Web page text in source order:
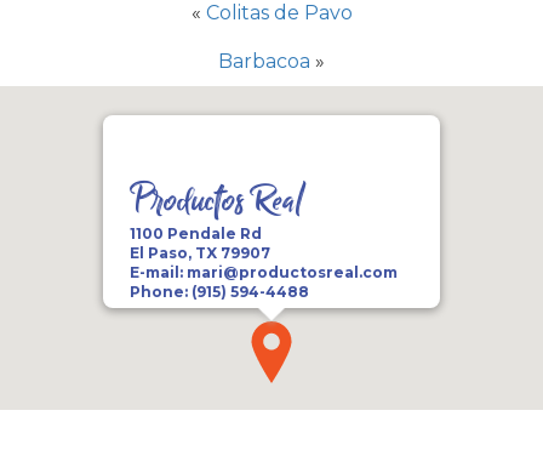
« Colitas de Pavo
Barbacoa »
Productos Real
1100 Pendale Rd
El Paso, TX 79907
E-mail: mari@productosreal.com
Phone: (915) 594-4488